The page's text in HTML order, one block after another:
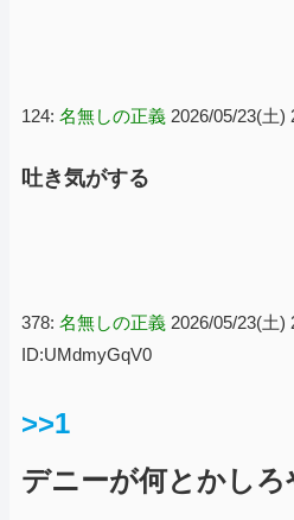
124: 名無しの正義 2026/05/23(土)
吐き気がする
378: 名無しの正義 2026/05/23(土)
ID:UMdmyGqV0
>>1
デニーが何とかしろ